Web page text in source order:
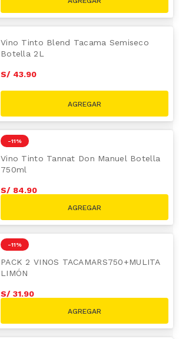
Vino Tinto Blend Tacama Semiseco
Botella 2L
S/ 43.90
-11 %
Vino Tinto Tannat Don Manuel Botella
750ml
S/ 84.90
-11 %
PACK 2 VINOS TACAMARS750+MULITA
LIMÓN
S/ 31.90